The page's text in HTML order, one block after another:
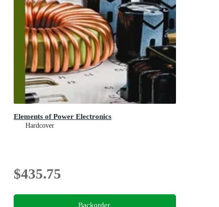
Elements of Power Electronics
Hardcover
$435.75
Backorder